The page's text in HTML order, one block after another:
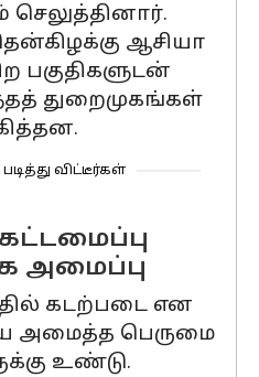
ஆசியா
பகுதிகளுடன்
துறைமுகங்கள்
விட்டீர்கள்
அமைப்பு
கடற்படை என
அமைத்த பெருமை
உண்டு.